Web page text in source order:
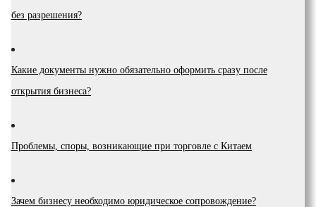
без разрешения?
Какие документы нужно обязательно оформить сразу после
открытия бизнеса?
Проблемы, споры, возникающие при торговле с Китаем
Зачем бизнесу необходимо юридическое сопровождение?